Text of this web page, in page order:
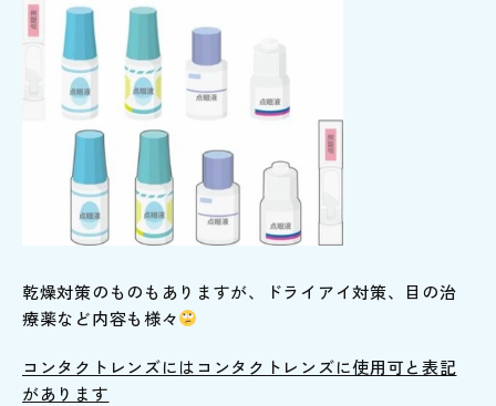
乾燥対策のものもありますが、ドライアイ対策、目の治
療薬など内容も様々
コンタクトレンズにはコンタクトレンズに使用可と表記
があります